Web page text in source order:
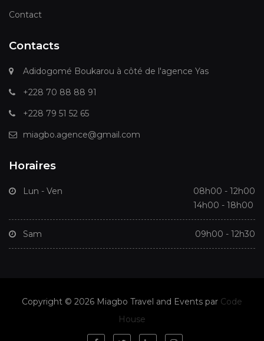
Contact
Contacts
Adidogomé Boukarou à côté de l'agence Yas
+228 70 88 88 91
+228 79 51 52 65
miagbo.agence@gmail.com
Horaires
Lun - Ven
08h00 - 12h00
14h00 - 18h00
Sam 09h00 - 12h30
Copyright © 2026 Miagbo Travel and Events par Code
House